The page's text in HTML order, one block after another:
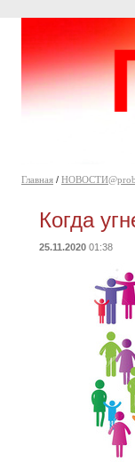
Главная /
Когда
25.11.2020 01:38